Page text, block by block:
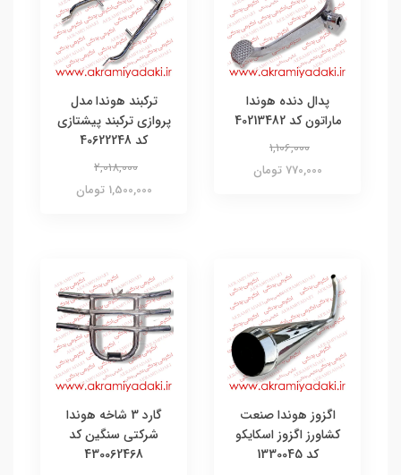
پدال دنده هوندا
ماراتون کد 40213482
1,106,000
770,000 تومان
ترکبند هوندا مدل
پروازی ترکبند پیشتازی
کد 40622248
2,018,000
1,500,000 تومان
اگزوز هوندا صنعت
کشاورز اگزوز اسکایکو
کد 1330045
گارد 3 شاخه هوندا
شرکتی سنگین کد
430062468